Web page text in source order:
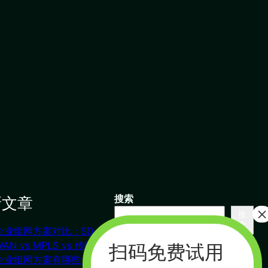
章
业组网方案对比：SD-
vs MPLS vs 传统VPN
业组网方案有哪些？对比
搜索
索
联系我们